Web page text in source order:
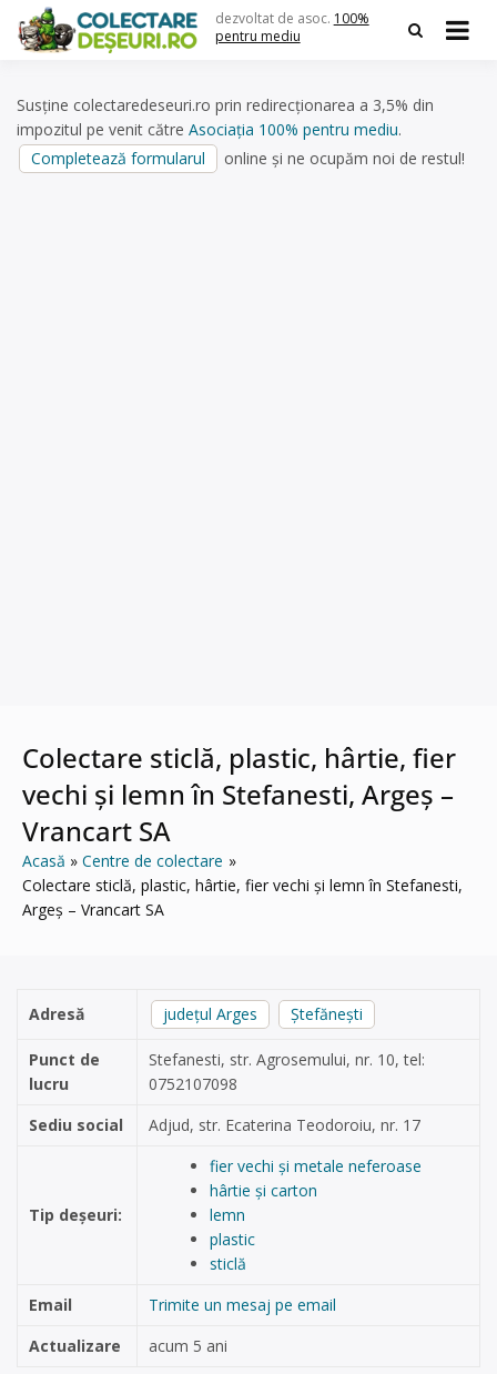
content
dezvoltat de asoc. 100%
pentru mediu
Susține colectaredeseuri.ro prin redirecționarea a 3,5% din
impozitul pe venit către Asociația 100% pentru mediu.
Completează formularul
online și ne ocupăm noi de restul!
Colectare sticlă, plastic, hârtie, fier
vechi și lemn în Stefanesti, Argeș –
Vrancart SA
Acasă
Centre de colectare
Colectare sticlă, plastic, hârtie, fier vechi și lemn în Stefanesti,
Argeș – Vrancart SA
Adresă județul Arges Ştefănești
Punct de
lucru
Stefanesti, str. Agrosemului, nr. 10, tel:
0752107098
Sediu social
Adjud, str. Ecaterina Teodoroiu, nr. 17
Tip deșeuri:
fier vechi și metale neferoase
hârtie și carton
lemn
plastic
sticlă
Email
Trimite un mesaj pe email
Actualizare
acum 5 ani